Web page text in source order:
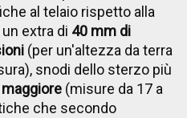
al telaio rispetto alla
extra di 40 mm di
(per un'altezza da terra
snodi dello sterzo più
(misure da 17 a
che secondo